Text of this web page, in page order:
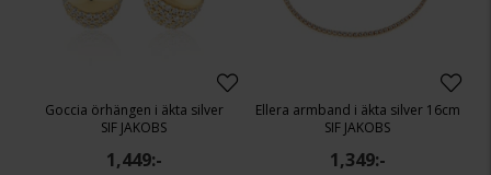
Goccia örhängen i äkta silver
SIF JAKOBS
1,449:-
Ellera armband i äkta silver 16cm
SIF JAKOBS
1,349:-